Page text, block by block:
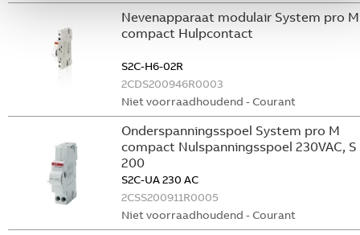
Nevenapparaat modulair System pro M
compact Hulpcontact
S2C-H6-02R
2CDS200946R0003
Niet voorraadhoudend - Courant
Onderspanningsspoel System pro M
compact Nulspanningsspoel 230VAC, S
200
S2C-UA 230 AC
2CSS200911R0005
Niet voorraadhoudend - Courant